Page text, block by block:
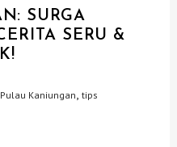
SURGA
SERU &
Pulau Kaniungan,tips